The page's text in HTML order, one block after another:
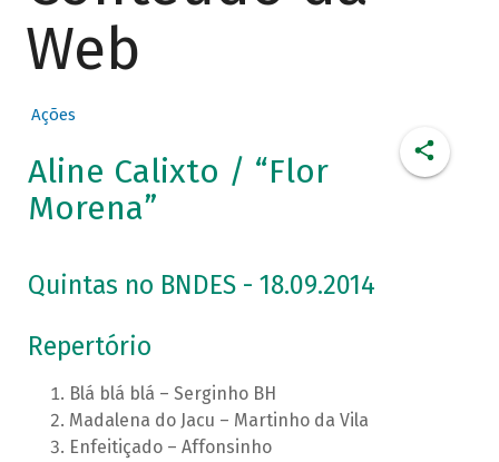
Web
Ações
Aline Calixto / “Flor
Morena”
Quintas no BNDES - 18.09.2014
Repertório
Blá blá blá – Serginho BH
Madalena do Jacu – Martinho da Vila
Enfeitiçado – Affonsinho